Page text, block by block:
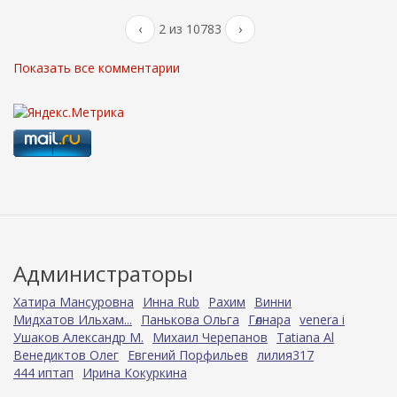
‹ 2 из 10783 ›
Показать все комментарии
Администраторы
Хатира Мансуровна Инна Rub Рахим
Винни
Мидхатов Ильхам...
Панькова Ольга Гөлнара venera i
Ушаков Александр М.
Михаил Черепанов
Tatiana Al
Венедиктов Олег Евгений Порфильев лилия317
444 иптап
Ирина Кокуркина